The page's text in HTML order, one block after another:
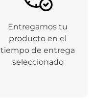
Entregamos tu
producto en el
tiempo de entrega
seleccionado